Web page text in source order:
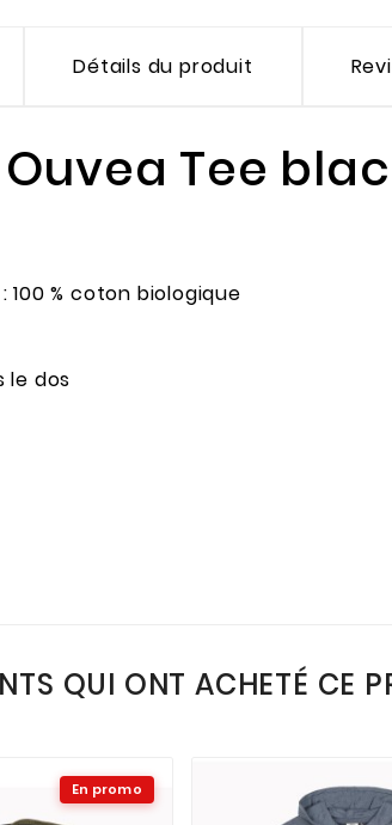
Détails du produit
Tee
100 % coton biologique
le dos
QUI ONT ACHETÉ CE
En promo